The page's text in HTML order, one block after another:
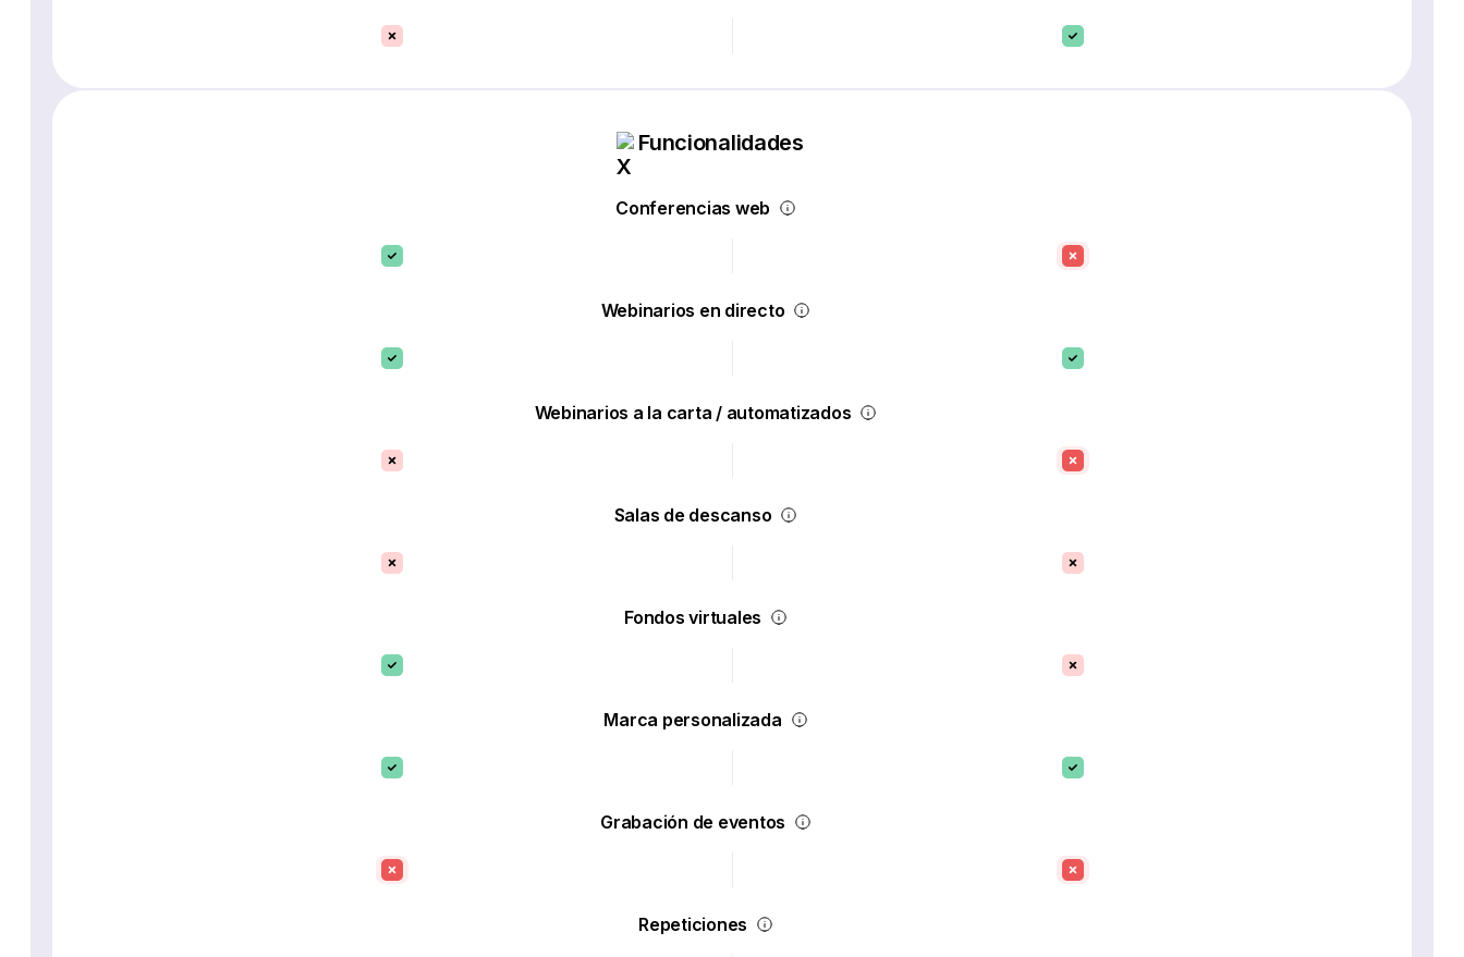
Funcionalidades
Conferencias web
Webinarios en directo
Webinarios a la carta / automatizados
Salas de descanso
Fondos virtuales
Marca personalizada
Grabación de eventos
Repeticiones